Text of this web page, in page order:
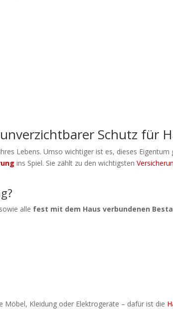
Schutz für
Lebens. Umso wichtiger ist es, dieses Eigentum
ins Spiel. Sie zählt zu den wichtigsten
sowie alle fest mit dem Haus verbundenen
Möbel, Kleidung oder Elektrogeräte – dafür ist die